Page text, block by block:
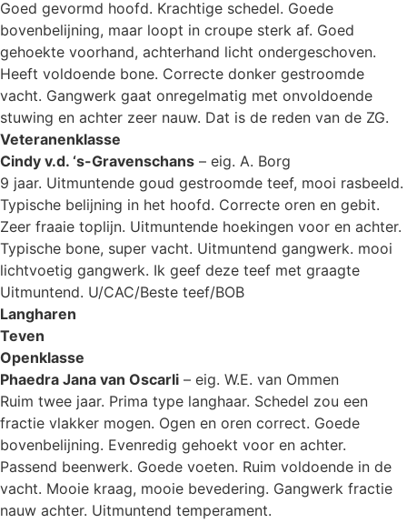
Goed gevormd hoofd. Krachtige schedel. Goede
bovenbelijning, maar loopt in croupe sterk af. Goed
gehoekte voorhand, achterhand licht ondergeschoven.
Heeft voldoende bone. Correcte donker gestroomde
vacht. Gangwerk gaat onregelmatig met onvoldoende
stuwing en achter zeer nauw. Dat is de reden van de ZG.
Veteranenklasse
Cindy v.d. ‘s-Gravenschans – eig. A. Borg
9 jaar. Uitmuntende goud gestroomde teef, mooi rasbeeld.
Typische belijning in het hoofd. Correcte oren en gebit.
Zeer fraaie toplijn. Uitmuntende hoekingen voor en achter.
Typische bone, super vacht. Uitmuntend gangwerk. mooi
lichtvoetig gangwerk. Ik geef deze teef met graagte
Uitmuntend. U/CAC/Beste teef/BOB
Langharen
Teven
Openklasse
Phaedra Jana van Oscarli – eig. W.E. van Ommen
Ruim twee jaar. Prima type langhaar. Schedel zou een
fractie vlakker mogen. Ogen en oren correct. Goede
bovenbelijning. Evenredig gehoekt voor en achter.
Passend beenwerk. Goede voeten. Ruim voldoende in de
vacht. Mooie kraag, mooie bevedering. Gangwerk fractie
nauw achter. Uitmuntend temperament.